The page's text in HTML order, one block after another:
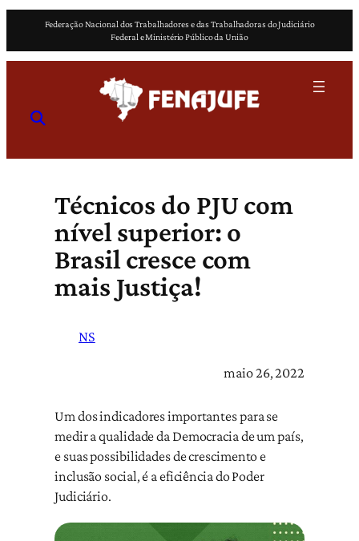
o
Federação Nacional dos Trabalhadores e das Trabalhadoras do Judiciário
Federal e Ministério Público da União
Técnicos do PJU com
nível superior: o
Brasil cresce com
mais Justiça!
NS
maio 26, 2022
Um dos indicadores importantes para se
medir a qualidade da Democracia de um país,
e suas possibilidades de crescimento e
inclusão social, é a eficiência do Poder
Judiciário.